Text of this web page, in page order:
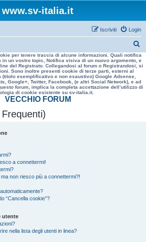
www.sv-italia.it
Login
Iscriviti
e
r
a
per tenere traccia di alcune informazioni. Quali notifica
un vostro topic, Notifica visiva di un nuovo argomento, e
del Registrato. Collegandosi al forum o Registrandosi, si
Sono inoltre presenti cookie di terze parti, esterni al
esemplificativo e non esaustivo) Google Adsense,
Google+, Twitter, Facebook, (e altri Social Network), e ad
forum, implica la completa accettazione dell’utilizzo di
di cookie esistente su sv-italia.it.
VECCHIO FORUM
a connettermi!
non riesco più a connettermi?!
“Cancella cookie”?
utente
nella lista degli utenti in linea?